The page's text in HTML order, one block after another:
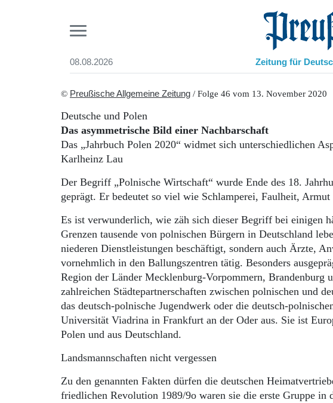
08.08.2026 Preußische
Zeitung für
Start
Aktuelle Ausgabe
Abonnenten-Login
Abonnent werden
Abo Prämien
Mediadaten
Suchen und finden
© Preußische Allgemeine Zeitung / Folge 46 vom 13. November 2020
Deutsche und Polen
Das asymmetrische Bild einer Nachbarschaft
Das „Jahrbuch Polen 2020“ widmet sich unterschiedlichen
Karlheinz Lau
Der Begriff „Polnische Wirtschaft“ wurde Ende des 18.
geprägt. Er bedeutet so viel wie Schlamperei, Faulheit,
Es ist verwunderlich, wie zäh sich dieser Begriff bei einigen
Grenzen tausende von polnischen Bürgern in Deutschland
niederen Dienstleistungen beschäftigt, sondern auch Ärzte,
vornehmlich in den Ballungszentren tätig. Besonders
Region der Länder Mecklenburg-Vorpommern, Brandenburg
zahlreichen Städtepartnerschaften zwischen polnischen und
das deutsch-polnische Jugendwerk oder die deutsch-
Universität Viadrina in Frankfurt an der Oder aus. Sie ist
Polen und aus Deutschland.
Landsmannschaften nicht vergessen
Zu den genannten Fakten dürfen die deutschen
friedlichen Revolution 1989/9o waren sie die erste Gruppe